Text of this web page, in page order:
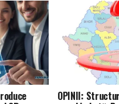
OPINII: